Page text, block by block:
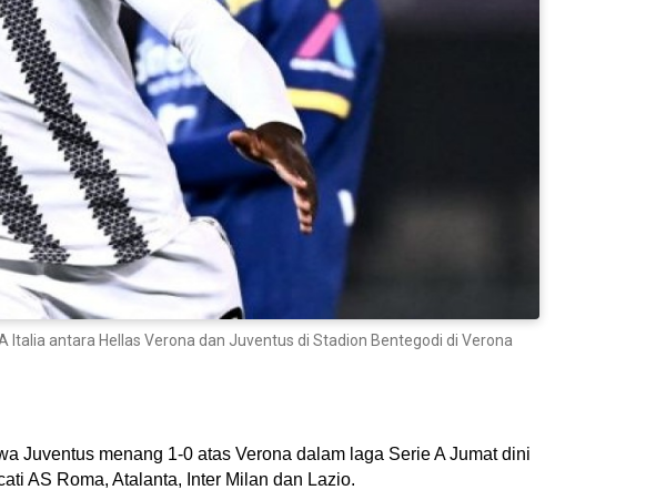
antara Hellas Verona dan Juventus di Stadion Bentegodi di Verona
Juventus menang 1-0 atas Verona dalam laga Serie A Jumat dini
AS Roma, Atalanta, Inter Milan dan Lazio.